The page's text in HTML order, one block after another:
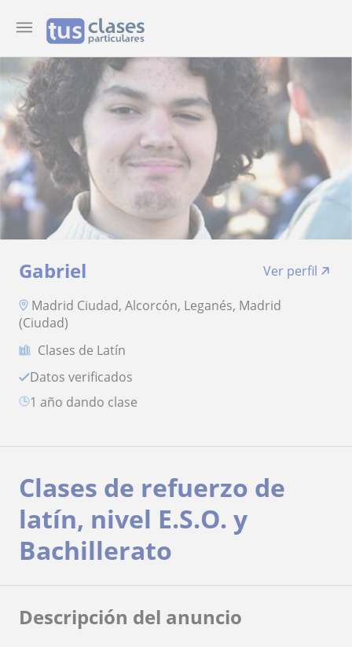
Gabriel
Ver perfil
Madrid Ciudad, Alcorcón, Leganés, Madrid
(Ciudad)
Clases de Latín
Datos verificados
1 año dando clase
Clases de refuerzo de
latín, nivel E.S.O. y
Bachillerato
Descripción del anuncio